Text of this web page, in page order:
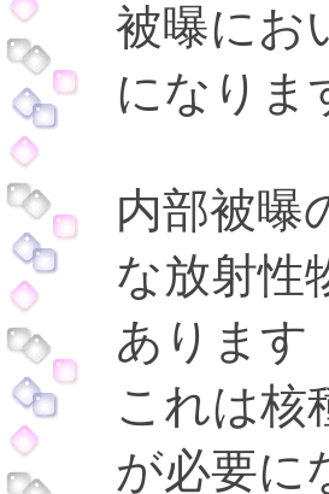
被曝にお
になりま
内部被曝
な放射性
あります
これは核
が必要に